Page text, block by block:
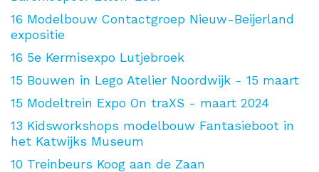
16 Modelbouw Contactgroep Nieuw-Beijerland
expositie
16 5e Kermisexpo Lutjebroek
15 Bouwen in Lego Atelier Noordwijk - 15 maart
15 Modeltrein Expo On traXS - maart 2024
13 Kidsworkshops modelbouw Fantasieboot in
het Katwijks Museum
10 Treinbeurs Koog aan de Zaan